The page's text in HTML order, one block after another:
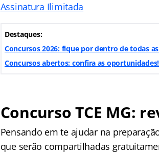
Assinatura Ilimitada
Destaques:
Concursos 2026: fique por dentro de todas
Concursos abertos: confira as oportunidades!
Concurso TCE MG:
Pensando em te ajudar na
que serão compartilhadas